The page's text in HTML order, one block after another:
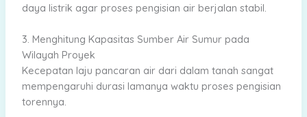
daya listrik agar proses pengisian air berjalan stabil.
3. Menghitung Kapasitas Sumber Air Sumur pada
Wilayah Proyek
Kecepatan laju pancaran air dari dalam tanah sangat
mempengaruhi durasi lamanya waktu proses pengisian
torennya.